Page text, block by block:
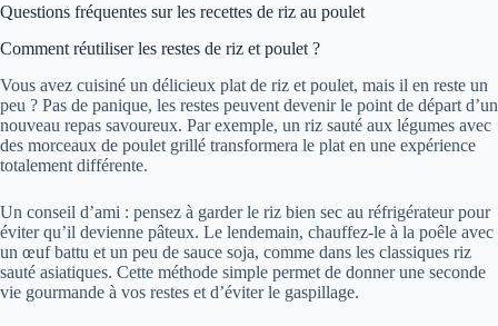
Questions fréquentes sur les recettes de riz au poulet
Comment réutiliser les restes de riz et poulet ?
Vous avez cuisiné un délicieux plat de riz et poulet, mais il en reste un
peu ? Pas de panique, les restes peuvent devenir le point de départ d’un
nouveau repas savoureux. Par exemple, un riz sauté aux légumes avec
des morceaux de poulet grillé transformera le plat en une expérience
totalement différente.
Un conseil d’ami : pensez à garder le riz bien sec au réfrigérateur pour
éviter qu’il devienne pâteux. Le lendemain, chauffez-le à la poêle avec
un œuf battu et un peu de sauce soja, comme dans les classiques riz
sauté asiatiques. Cette méthode simple permet de donner une seconde
vie gourmande à vos restes et d’éviter le gaspillage.